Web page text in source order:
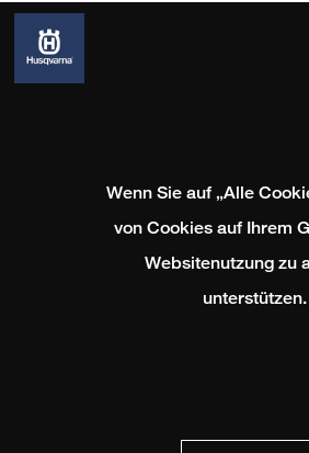
Wenn Sie auf „Alle
von Cookies auf Ihrem
Websitenutzung zu